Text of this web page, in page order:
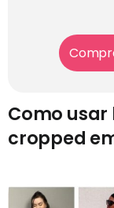
Como
cropped